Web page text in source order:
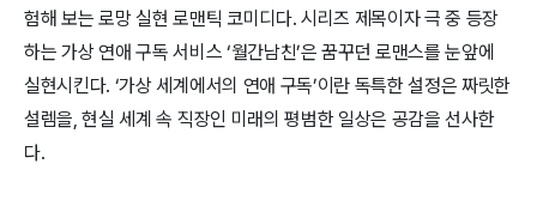
험해 보는 로망 실현 로맨틱 코미디​다. 시리즈 제목이자 극 중 등장
하는 가상 연애 구독 서비스 ‘월간남친’은 꿈꾸던 로맨스를 눈앞에
실현시킨다. ‘가상 세계에서의 연애 구독’이란 독특한 설정은 짜릿한
설렘을, 현실 세계 속 직장인 미래의 평범한 일상은 공감을 선사한
다.